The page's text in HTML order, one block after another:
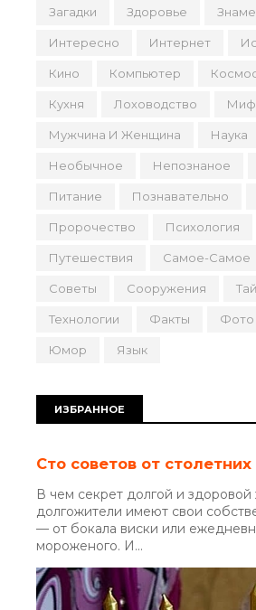
Загадки Здоровье
Интересно Интернет
Кино Компьютер
Кухня Лоховодство Миф
Мужчина И Женщина Наука
Необычное Непознаное
Питание Познавательно
Пророчество Психология
Путешествия Самое-Самое
Советы Сооружения
Технологии Факты Фото
Юмор Язык
ИЗБРАННОЕ
Сто советов от столетних
В чем секрет долгой и
долгожители имеют свои
— от бокала виски или
мороженого. И...